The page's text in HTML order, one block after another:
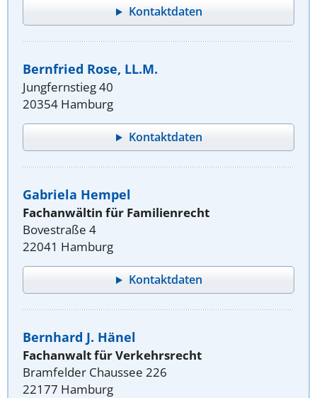
Kontaktdaten
Bernfried Rose, LL.M.
Jungfernstieg 40
20354 Hamburg
Kontaktdaten
Gabriela Hempel
Fachanwältin für Familienrecht
Bovestraße 4
22041 Hamburg
Kontaktdaten
Bernhard J. Hänel
Fachanwalt für Verkehrsrecht
Bramfelder Chaussee 226
22177 Hamburg